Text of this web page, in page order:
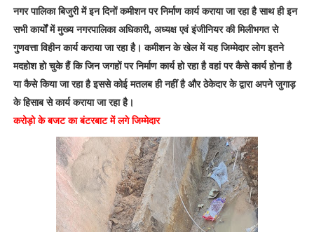
नगर पालिका बिजुरी में इन दिनों कमीशन पर निर्माण कार्य कराया जा रहा है साथ ही इन
सभी कार्यों में मुख्य नगरपालिका अधिकारी, अध्यक्ष एवं इंजीनियर की मिलीभगत से
गुणवत्ता विहीन कार्य कराया जा रहा है। कमीशन के खेल में यह जिम्मेदार लोग इतने
मदहोश हो चुके हैं कि जिन जगहों पर निर्माण कार्य हो रहा है वहां पर कैसे कार्य होना है
या कैसे किया जा रहा है इससे कोई मतलब ही नहीं है और ठेकेदार के द्वारा अपने जुगाड़
के हिसाब से कार्य कराया जा रहा है।
करोड़ो के बजट का बंटरबाट में लगे जिम्मेदार